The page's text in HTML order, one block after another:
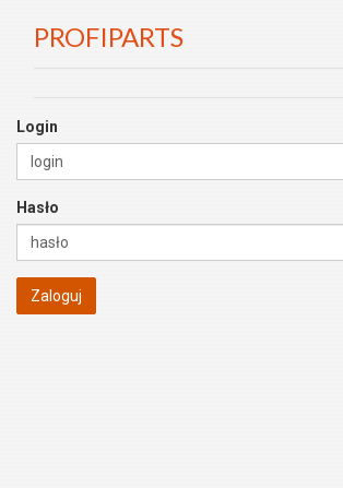
PROFIPARTS
Login
Hasło
Zaloguj